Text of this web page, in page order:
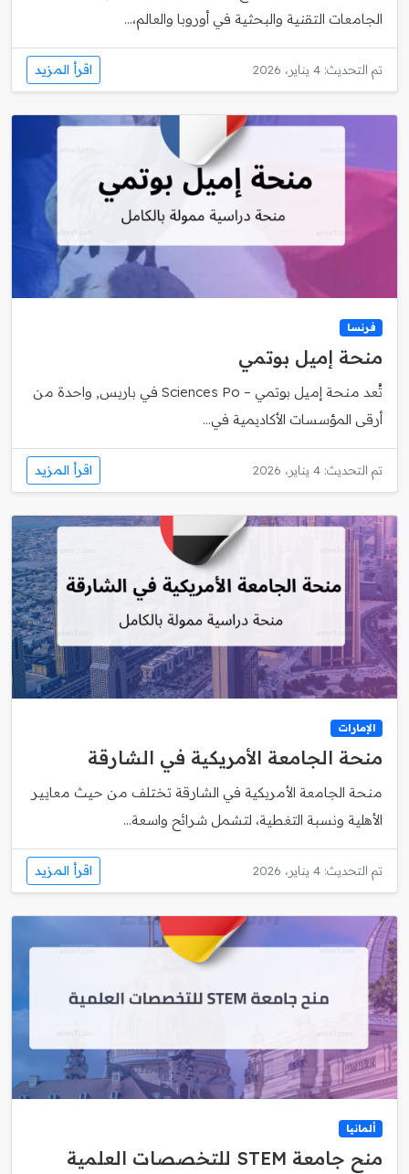
الجامعات التقنية والبحثية في أوروبا والعالم،...
تم التحديث: 4 يناير، 2026 اقرأ المزيد
فرنسا
منحة إميل بوتمي
تُعد منحة إميل بوتمي – Sciences Po في باريس, واحدة من
أرقى المؤسسات الأكاديمية في...
تم التحديث: 4 يناير، 2026 اقرأ المزيد
الإمارات
منحة الجامعة الأمريكية في الشارقة
منحة الجامعة الأمريكية في الشارقة تختلف من حيث معايير
الأهلية ونسبة التغطية، لتشمل شرائح واسعة...
تم التحديث: 4 يناير، 2026 اقرأ المزيد
ألمانيا
منح جامعة STEM للتخصصات العلمية